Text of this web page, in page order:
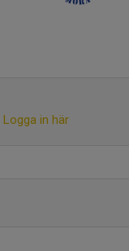
Logga in här